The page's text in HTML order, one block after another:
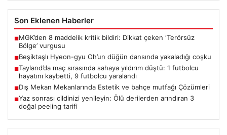
Son Eklenen Haberler
■MGK’den 8 maddelik kritik bildiri: Dikkat çeken ‘Terörsüz
Bölge’ vurgusu
■Beşiktaşlı Hyeon-gyu Oh’un düğün dansında yakaladığı coşku
■Tayland’da maç sırasında sahaya yıldırım düştü: 1 futbolcu
hayatını kaybetti, 9 futbolcu yaralandı
■Dış Mekan Mekanlarında Estetik ve bahçe mutfağı Çözümleri
■Yaz sonrası cildinizi yenileyin: Ölü derilerden arındıran 3
doğal peeling tarifi